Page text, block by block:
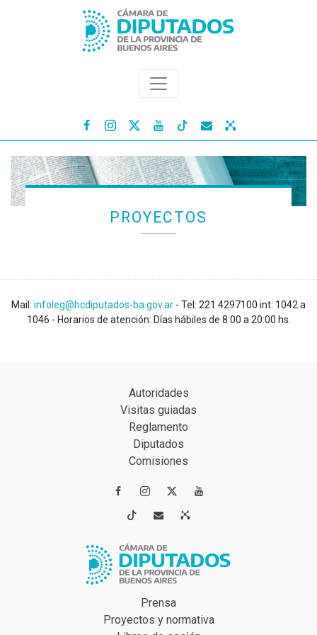
   
PROYECTOS
Mail: infoleg@hcdiputados-ba.gov.ar - Tel: 221 4297100 int: 1042 a
1046 - Horarios de atención: Días hábiles de 8:00 a 20:00 hs.
Autoridades
Visitas guiadas
Reglamento
Diputados
Comisiones
 
 
Prensa
Proyectos y normativa